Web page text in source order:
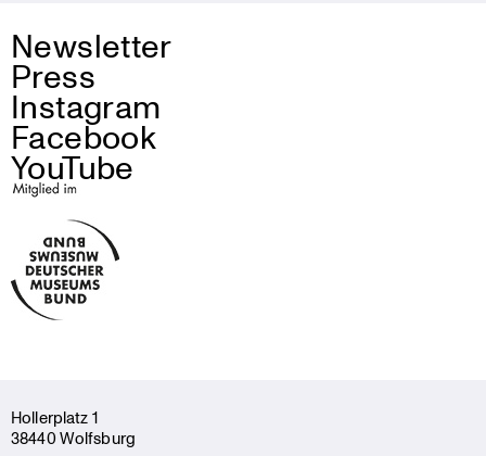
Newsletter
Press
Instagram
Facebook
YouTube
Holler­platz 1
38440 Wolfsburg